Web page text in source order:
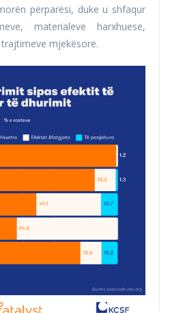
përparësi, duke u shfaqur
materialeve harxhuese,
mjekësore.